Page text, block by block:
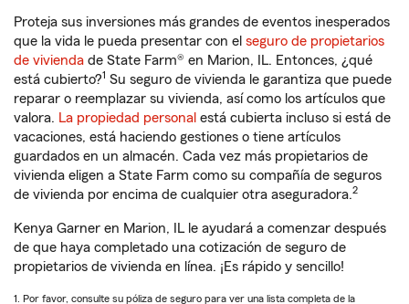
Proteja sus inversiones más grandes de eventos inesperados
que la vida le pueda presentar con el seguro de propietarios
de vivienda de State Farm® en Marion, IL. Entonces, ¿qué
está cubierto?1 Su seguro de vivienda le garantiza que puede
reparar o reemplazar su vivienda, así como los artículos que
valora. La propiedad personal está cubierta incluso si está de
vacaciones, está haciendo gestiones o tiene artículos
guardados en un almacén. Cada vez más propietarios de
vivienda eligen a State Farm como su compañía de seguros
de vivienda por encima de cualquier otra aseguradora.2
Kenya Garner en Marion, IL le ayudará a comenzar después
de que haya completado una cotización de seguro de
propietarios de vivienda en línea. ¡Es rápido y sencillo!
1. Por favor, consulte su póliza de seguro para ver una lista completa de la